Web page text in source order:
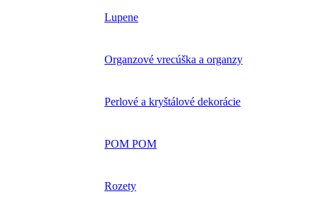
Lupene
Organzové vrecúška a organzy
Perlové a kryštálové dekorácie
POM POM
Rozety